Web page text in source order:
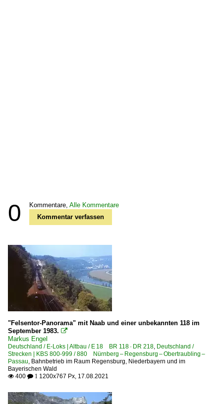
0 Kommentare, Alle Kommentare
Kommentar verfassen
"Felsentor-Panorama" mit Naab und einer unbekannten 118 im
September 1983. 
Markus Engel
Deutschland / E-Loks | Altbau / E 18 BR 118 · DR 218, Deutschland /
Strecken | KBS 800-999 / 880 Nürnberg – Regensburg – Obertraubling –
Passau, Bahnbetrieb im Raum Regensburg, Niederbayern und im
Bayerischen Wald
 400  1 1200x767 Px, 17.08.2021